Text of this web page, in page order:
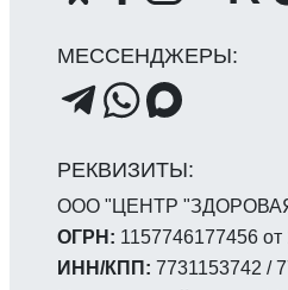
ООО "ЦЕНТР
ОГРН: 1157746177456 от
ИНН/КПП: 7731153742 /